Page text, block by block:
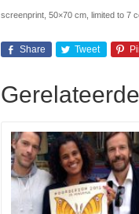
screenprint, 50×70 cm, limited to 7
Share Tweet